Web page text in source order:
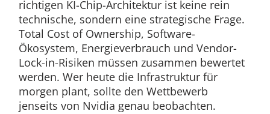
richtigen KI-Chip-Architektur ist keine rein
technische, sondern eine strategische Frage.
Total Cost of Ownership, Software-
Ökosystem, Energieverbrauch und Vendor-
Lock-in-Risiken müssen zusammen bewertet
werden. Wer heute die Infrastruktur für
morgen plant, sollte den Wettbewerb
jenseits von Nvidia genau beobachten.